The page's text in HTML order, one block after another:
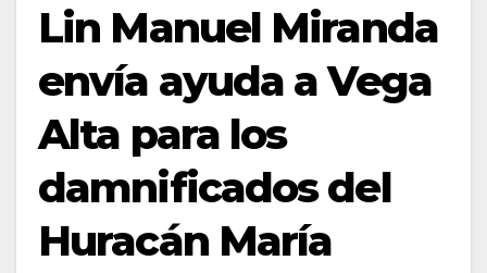
Lin Manuel Miranda
envía ayuda a Vega
Alta para los
damnificados del
Huracán María